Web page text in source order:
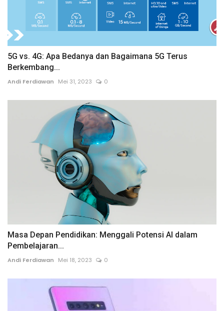
5G vs. 4G: Apa Bedanya dan Bagaimana 5G Terus
Berkembang...
Andi Ferdiawan Mei 31, 2023 0
Masa Depan Pendidikan: Menggali Potensi AI dalam
Pembelajaran...
Andi Ferdiawan Mei 18, 2023 0